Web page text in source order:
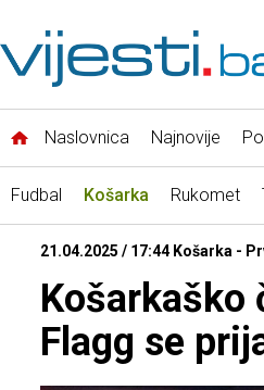
Naslovnica Najnovije
Fudbal Košarka Rukomet
21.04.2025 / 17:44 Košarka -
Košarkaško
Flagg se